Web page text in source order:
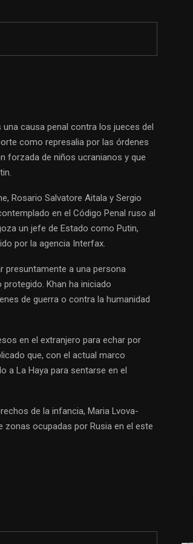
causa penal contra los jueces del
como represalia por las órdenes
forzada de niños ucranianos y que
Rosario Salvatore Aitala y Sergio
en el Código Penal ruso al
un jefe de Estado como Putin,
por la agencia Interfax.
presuntamente a una persona
Khan ha iniciado
de guerra o contra la humanidad
en el extranjero para echar por
que, con el actual marco
a La Haya para sentarse en el
de la infancia, Maria Lvova-
ocupadas por Rusia en el este